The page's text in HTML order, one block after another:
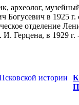
археолог,
Богусевич в 1925 г.
отделение
Герцена, в 1929 г.